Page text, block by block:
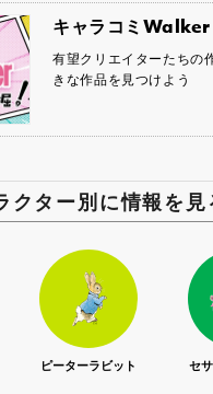
キャラコミWalker
有望クリエイターたちの
きな作品を見つけよう
クター別に情報を見
ピーターラビット セ